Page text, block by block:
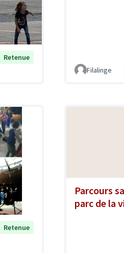
Retenue
Filalinge
Retenue
Parcours
parc de la